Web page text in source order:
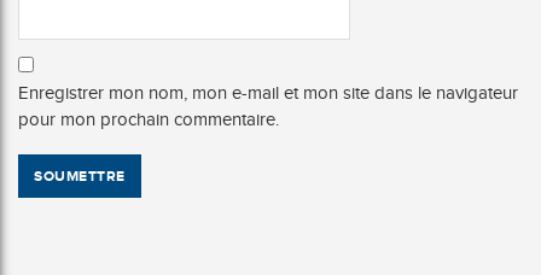
Enregistrer mon nom, mon e-mail et mon site dans le navigateur
pour mon prochain commentaire.